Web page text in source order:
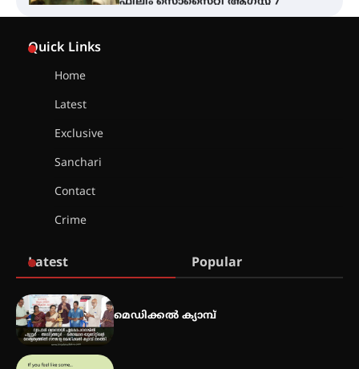
സാധ്യത ഇരിങ്ങാലക്കുടയിൽ 4.4
മില്ലി മീറ്റർ മഴ ലഭിച്ചു
Quick Links
Home
Latest
Exclusive
Sanchari
Contact
Crime
Latest Popular
മെഡിക്കൽ ക്യാമ്പ്